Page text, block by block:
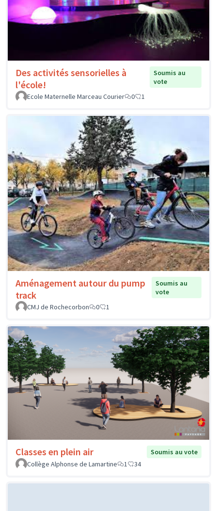
Des activités sensorielles à
l'école!
Soumis au
vote
Ecole Maternelle Marceau Courier
0 1
Aménagement autour du pump
track
Soumis au
vote
CMJ de Rochecorbon
0 1
Classes en plein air
Soumis au vote
Collège Alphonse de Lamartine
1 34